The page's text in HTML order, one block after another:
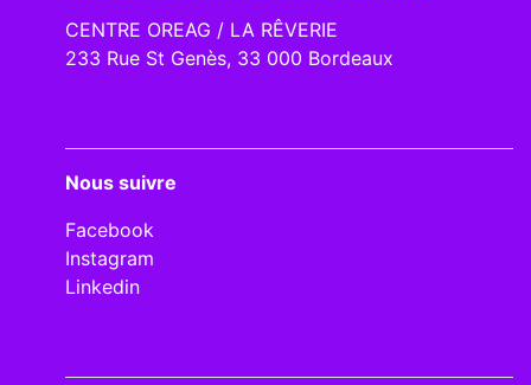
CENTRE OREAG / LA RÊVERIE
233 Rue St Genès, 33 000 Bordeaux
Nous suivre
Facebook
Instagram
Linkedin